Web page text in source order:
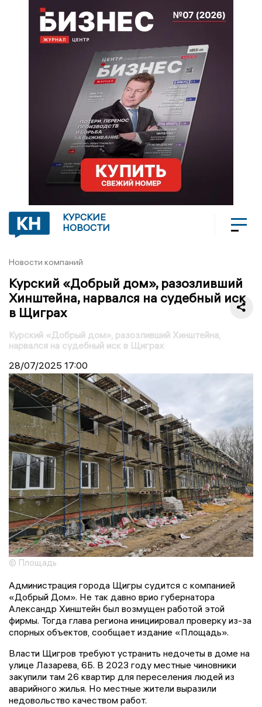
КУРСКИЕ
НОВОСТИ
Новости компаний
Курский «Добрый дом», разозливший
Хинштейна, нарвался на судебный иск
в Щиграх
Курский «Добрый дом», разозливший Хинштейна,
нарвался на судебный иск в Щиграх
28/07/2025 17:00
© Площадь
Администрация города Щигры судится с компанией
«Добрый Дом». Не так давно врио губернатора
Александр Хинштейн был возмущен работой этой
фирмы. Тогда глава региона инициировал проверку из-за
спорных объектов, сообщает издание «Площадь».
Власти Щигров требуют устранить недочеты в доме на
улице Лазарева, 6Б. В 2023 году местные чиновники
закупили там 26 квартир для переселения людей из
аварийного жилья. Но местные жители выразили
недовольство качеством работ.